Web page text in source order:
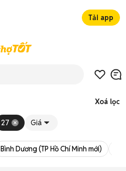
Tải app
Xoá lọc
27 Giá
Bình Dương (TP Hồ Chí Minh mới)